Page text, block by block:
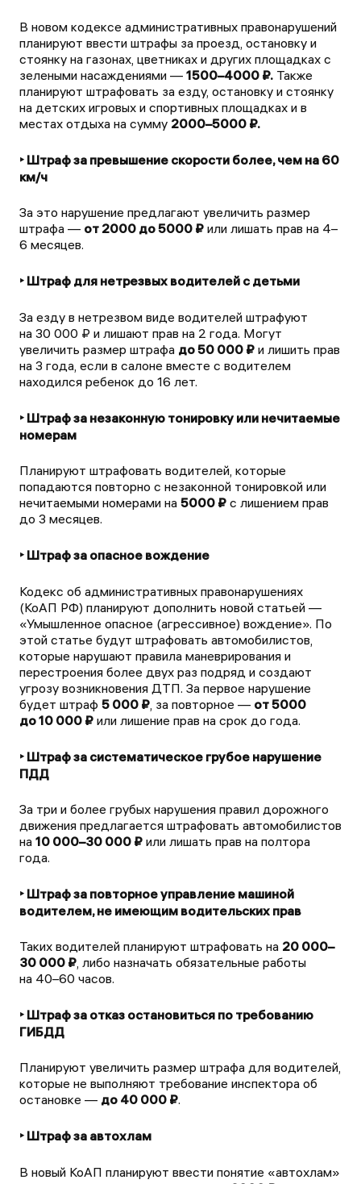
В новом кодексе административных правонарушений
планируют ввести штрафы за проезд, остановку и
стоянку на газонах, цветниках и других площадках с
зелеными насаждениями — 1500–4000 ₽. Также
планируют штрафовать за езду, остановку и стоянку
на детских игровых и спортивных площадках и в
местах отдыха на сумму 2000–5000 ₽.
‣ Штраф за превышение скорости более, чем на 60
км/ч
За это нарушение предлагают увеличить размер
штрафа — от 2000 до 5000 ₽ или лишать прав на 4–
6 месяцев.
‣ Штраф для нетрезвых водителей с детьми
За езду в нетрезвом виде водителей штрафуют
на 30 000 ₽ и лишают прав на 2 года. Могут
увеличить размер штрафа до 50 000 ₽ и лишить прав
на 3 года, если в салоне вместе с водителем
находился ребенок до 16 лет.
‣ Штраф за незаконную тонировку или нечитаемые
номерам
Планируют штрафовать водителей, которые
попадаются повторно с незаконной тонировкой или
нечитаемыми номерами на 5000 ₽ с лишением прав
до 3 месяцев.
‣ Штраф за опасное вождение
Кодекс об административных правонарушениях
(КоАП РФ) планируют дополнить новой статьей —
«Умышленное опасное (агрессивное) вождение». По
этой статье будут штрафовать автомобилистов,
которые нарушают правила маневрирования и
перестроения более двух раз подряд и создают
угрозу возникновения ДТП. За первое нарушение
будет штраф 5 000 ₽, за повторное — от 5000
до 10 000 ₽ или лишение прав на срок до года.
‣ Штраф за систематическое грубое нарушение
ПДД
За три и более грубых нарушения правил дорожного
движения предлагается штрафовать автомобилистов
на 10 000–30 000 ₽ или лишать прав на полтора
года.
‣ Штраф за повторное управление машиной
водителем, не имеющим водительских прав
Таких водителей планируют штрафовать на 20 000–
30 000 ₽, либо назначать обязательные работы
на 40–60 часов.
‣ Штраф за отказ остановиться по требованию
ГИБДД
Планируют увеличить размер штрафа для водителей,
которые не выполняют требование инспектора об
остановке — до 40 000 ₽.
‣ Штраф за автохлам
В новый КоАП планируют ввести понятие «автохлам»